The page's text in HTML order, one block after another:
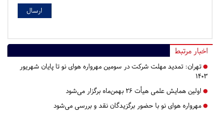
اخبار مرتبط
تهران: تمدید مهلت شرکت در سومین مهرواره هوای نو تا پایان شهریور
۱۴۰۳
اولین همایش علمی هیأت 26 بهمن‌ماه برگزار می‌شود
مهرواره هوای نو با حضور برگزیدگان نقد و بررسی می‌شود